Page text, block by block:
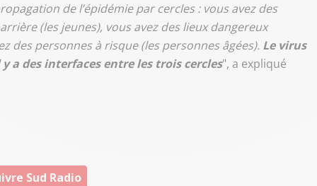
de l’épidémie par cercles : vous avez des
(les jeunes), vous avez des lieux dangereux
des personnes à risque (les personnes âgées). Le virus
a des interfaces entre les trois cercles", a expliqué
Sud Radio